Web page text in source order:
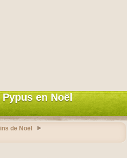
en Noël
de Noël